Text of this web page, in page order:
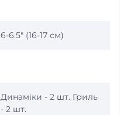
6-6.5″ (16-17 см)
Динаміки - 2 шт. Гриль
- 2 шт.